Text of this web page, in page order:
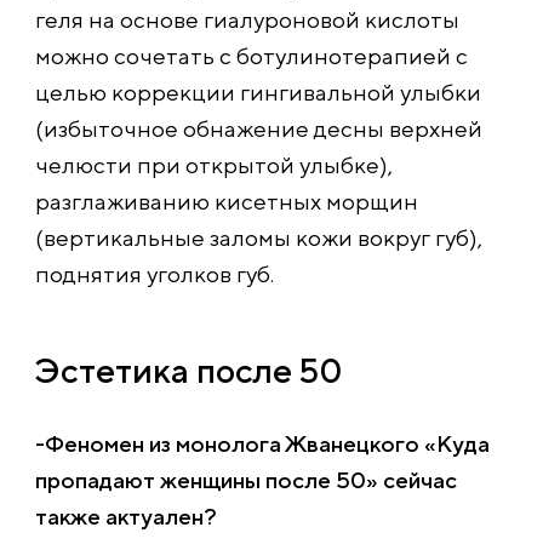
геля на основе гиалуроновой кислоты
можно сочетать с ботулинотерапией с
целью коррекции гингивальной улыбки
(избыточное обнажение десны верхней
челюсти при открытой улыбке),
разглаживанию кисетных морщин
(вертикальные заломы кожи вокруг губ),
поднятия уголков губ.
Эстетика после 50
-Феномен из монолога Жванецкого «Куда
пропадают женщины после 50» сейчас
также актуален?